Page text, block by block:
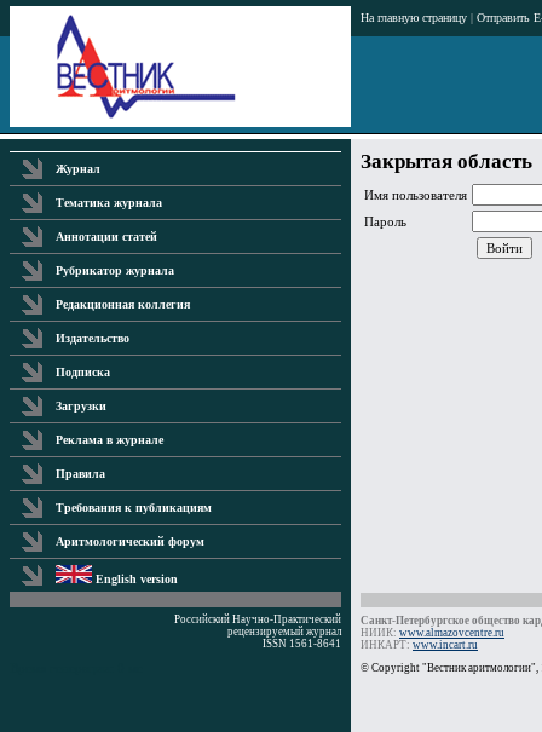
На главную страницу | Отправить
Журнал
Тематика журнала
Аннотации статей
Рубрикатор журнала
Редакционная коллегия
Издательство
Подписка
Загрузки
Реклама в журнале
Правила
Требования к публикациям
Аритмологический форум
English version
Закрытая область
Имя пользователя
Пароль
Российский Научно-Практический
рецензируемый журнал
ISSN 1561-8641
Санкт-Петербургское общество
НИИК: www.almazovcentre.ru
ИНКАРТ: www.incart.ru
© Copyright "Вестник аритмологии",